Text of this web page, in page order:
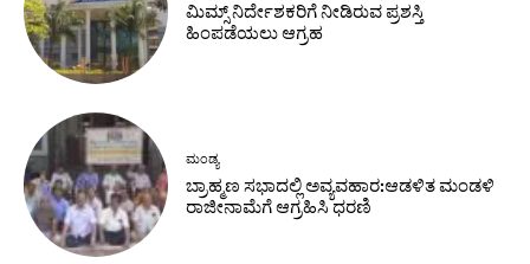
ಮಿಮ್ಸ್ ನಿರ್ದೇಶಕರಿಗೆ ನೀಡಿರುವ ಪ್ರಶಸ್ತಿ
ಹಿಂಪಡೆಯಲು ಆಗ್ರಹ
ಮಂಡ್ಯ
ಬ್ರಾಹ್ಮಣ ಸಭಾದಲ್ಲಿ ಅವ್ಯವಹಾರ:ಆಡಳಿತ ಮಂಡಳಿ
ರಾಜೀನಾಮೆಗೆ ಆಗ್ರಹಿಸಿ ಧರಣಿ